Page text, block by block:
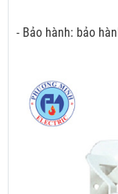
- Bảo hành: bảo